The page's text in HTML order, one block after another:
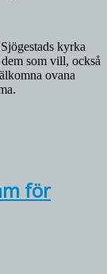
kyrka
som vill, också
ovana
för